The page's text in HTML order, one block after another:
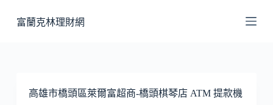
至
富蘭克林理財網
高雄市橋頭區萊爾富超商-橋頭棋琴店 ATM 提款機